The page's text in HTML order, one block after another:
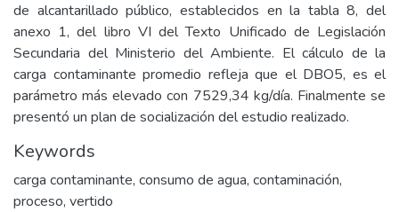
de alcantarillado público, establecidos en la tabla 8, del
anexo 1, del libro VI del Texto Unificado de Legislación
Secundaria del Ministerio del Ambiente. El cálculo de la
carga contaminante promedio refleja que el DBO5, es el
parámetro más elevado con 7529,34 kg/día. Finalmente se
presentó un plan de socialización del estudio realizado.
Keywords
carga contaminante, consumo de agua, contaminación,
proceso, vertido